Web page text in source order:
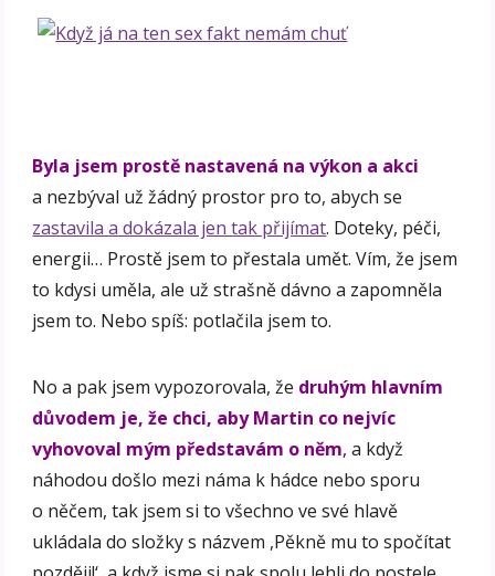
Byla jsem prostě nastavená na výkon a akci
a nezbýval už žádný prostor pro to, abych se
zastavila a dokázala jen tak přijímat. Doteky, péči,
energii… Prostě jsem to přestala umět. Vím, že jsem
to kdysi uměla, ale už strašně dávno a zapomněla
jsem to. Nebo spíš: potlačila jsem to.
No a pak jsem vypozorovala, že druhým hlavním
důvodem je, že chci, aby Martin co nejvíc
vyhovoval mým představám o něm, a když
náhodou došlo mezi náma k hádce nebo sporu
o něčem, tak jsem si to všechno ve své hlavě
ukládala do složky s názvem ,Pěkně mu to spočítat